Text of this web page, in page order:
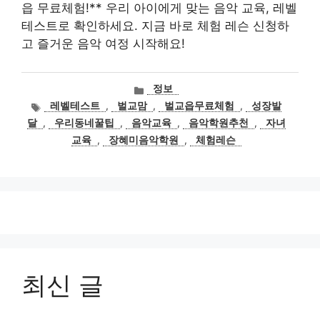
읍 무료체험!** 우리 아이에게 맞는 음악 교육, 레벨
테스트로 확인하세요. 지금 바로 체험 레슨 신청하
고 즐거운 음악 여정 시작해요!
카
고
리
정보
태레벨테스트 , 벌교맘 , 벌교읍무료체험 ,
성장발
달 , 우리동네꿀팁 , 음악교육 , 음악학원추천 ,
자녀
교육 , 장혜미음악학원 , 체험레슨
최신 글